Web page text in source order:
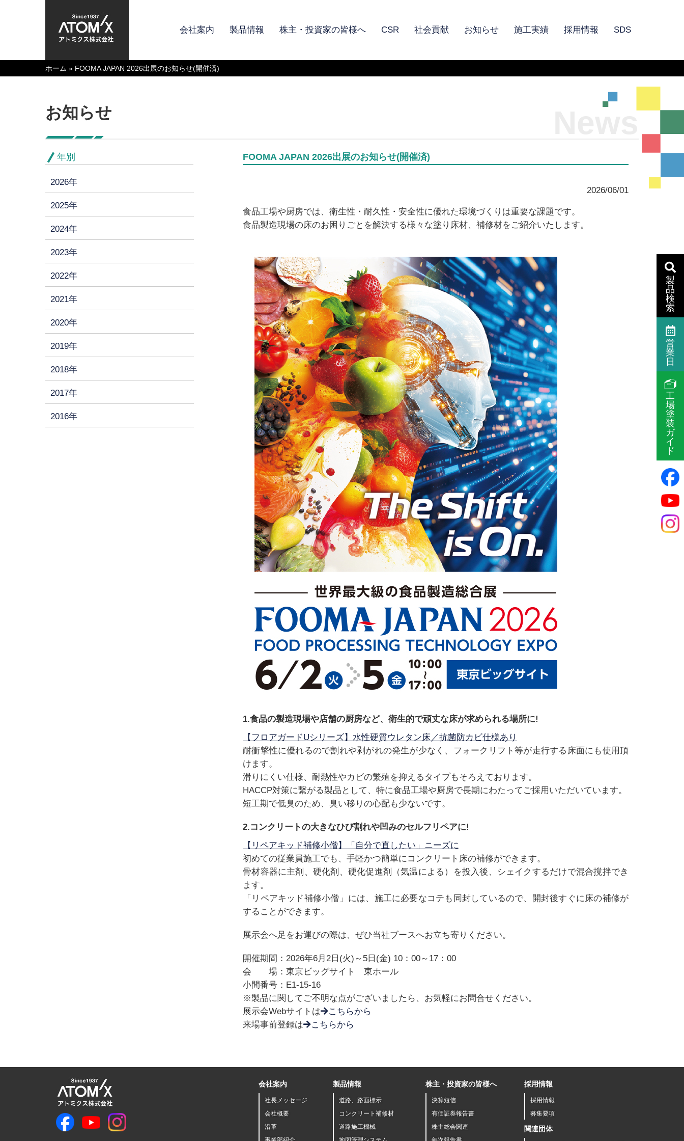
会社案内 製品情報 株主・投資家の皆様へ CSR 社会貢献 お知らせ 施工実績 採用情報 SDS
ホーム » FOOMA JAPAN 2026出展のお知らせ(開催済)
お知らせ News
年別
2026年
2025年
2024年
2023年
2022年
2021年
2020年
2019年
2018年
2017年
2016年
FOOMA JAPAN 2026出展のお知らせ(開催済)
2026/06/01
食品工場や厨房では、衛生性・耐久性・安全性に優れた環境づくりは重要な課題です。
食品製造現場の床のお困りごとを解決する様々な塗り床材、補修材をご紹介いたします。
1.食品の製造現場や店舗の厨房など、衛生的で頑丈な床が求められる場所に!
【フロアガードUシリーズ】水性硬質ウレタン床／抗菌防カビ仕様あり
耐衝撃性に優れるので割れや剥がれの発生が少なく、フォークリフト等が走行する床面にも使用頂
けます。
滑りにくい仕様、耐熱性やカビの繁殖を抑えるタイプもそろえております。
HACCP対策に繋がる製品として、特に食品工場や厨房で長期にわたってご採用いただいています。
短工期で低臭のため、臭い移りの心配も少ないです。
2.コンクリートの大きなひび割れや凹みのセルフリペアに!
【リペアキッド補修小僧】「自分で直したい」ニーズに
初めての従業員施工でも、手軽かつ簡単にコンクリート床の補修ができます。
骨材容器に主剤、硬化剤、硬化促進剤（気温による）を投入後、シェイクするだけで混合撹拌でき
ます。
「リペアキッド補修小僧」には、施工に必要なコテも同封しているので、開封後すぐに床の補修が
することができます。
展示会へ足をお運びの際は、ぜひ当社ブースへお立ち寄りください。
開催期間：2026年6月2日(火)～5日(金) 10：00～17：00
会 場：東京ビッグサイト 東ホール
小間番号：E1-15-16
※製品に関してご不明な点がございましたら、お気軽にお問合せください。
展示会Webサイトは
こちらから
来場事前登録は
こちらから
会社案内
社長メッセージ
会社概要
沿革
製品情報
道路、路面標示
コンクリート補修材
道路施工機械
株主・投資家の皆様へ
決算短信
有価証券報告書
株主総会関連
採用情報
採用情報
募集要項
関連団体
製
品
検
索
営
業
日
工
場
塗
装
ガ
イ
ド